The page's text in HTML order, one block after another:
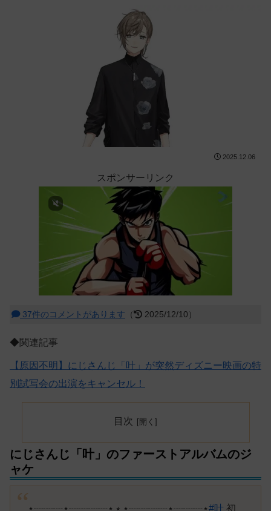
2025.12.06
スポンサーリンク
37件のコメントがあります （ 2025/12/10）
◆関連記事
【原因不明】にじさんじ「叶」が突然ディズニー映画の特
別試写会の出演をキャンセル！
目次
にじさんじ「叶」のファーストアルバムのジ
ャケ
⋆┈┈┈⋆┈┈┈┈⋆ ⭒ ⋆┈┈┈┈⋆┈┈┈⋆#叶初